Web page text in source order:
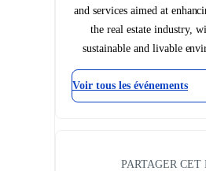
and services aimed at
the real estate industry,
sustainable and livable
Voir tous les événements
PARTAGER